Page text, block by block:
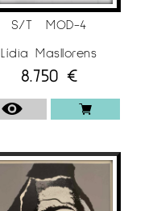
S/T MOD-4
Lídia Masllorens
8.750 €